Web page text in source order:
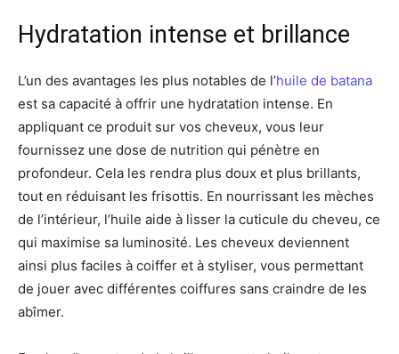
Hydratation intense et brillance
L’un des avantages les plus notables de l’huile de batana
est sa capacité à offrir une hydratation intense. En
appliquant ce produit sur vos cheveux, vous leur
fournissez une dose de nutrition qui pénètre en
profondeur. Cela les rendra plus doux et plus brillants,
tout en réduisant les frisottis. En nourrissant les mèches
de l’intérieur, l’huile aide à lisser la cuticule du cheveu, ce
qui maximise sa luminosité. Les cheveux deviennent
ainsi plus faciles à coiffer et à styliser, vous permettant
de jouer avec différentes coiffures sans craindre de les
abîmer.